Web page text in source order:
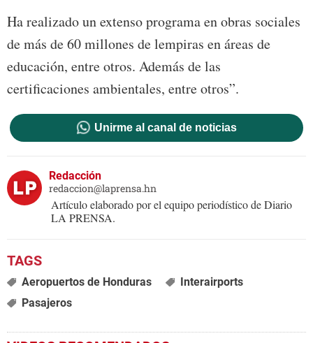
Ha realizado un extenso programa en obras sociales
de más de 60 millones de lempiras en áreas de
educación, entre otros. Además de las
certificaciones ambientales, entre otros”.
Unirme al canal de noticias
Redacción
redaccion@laprensa.hn
Artículo elaborado por el equipo periodístico de Diario
LA PRENSA.
Aeropuertos de Honduras
Interairports
Pasajeros